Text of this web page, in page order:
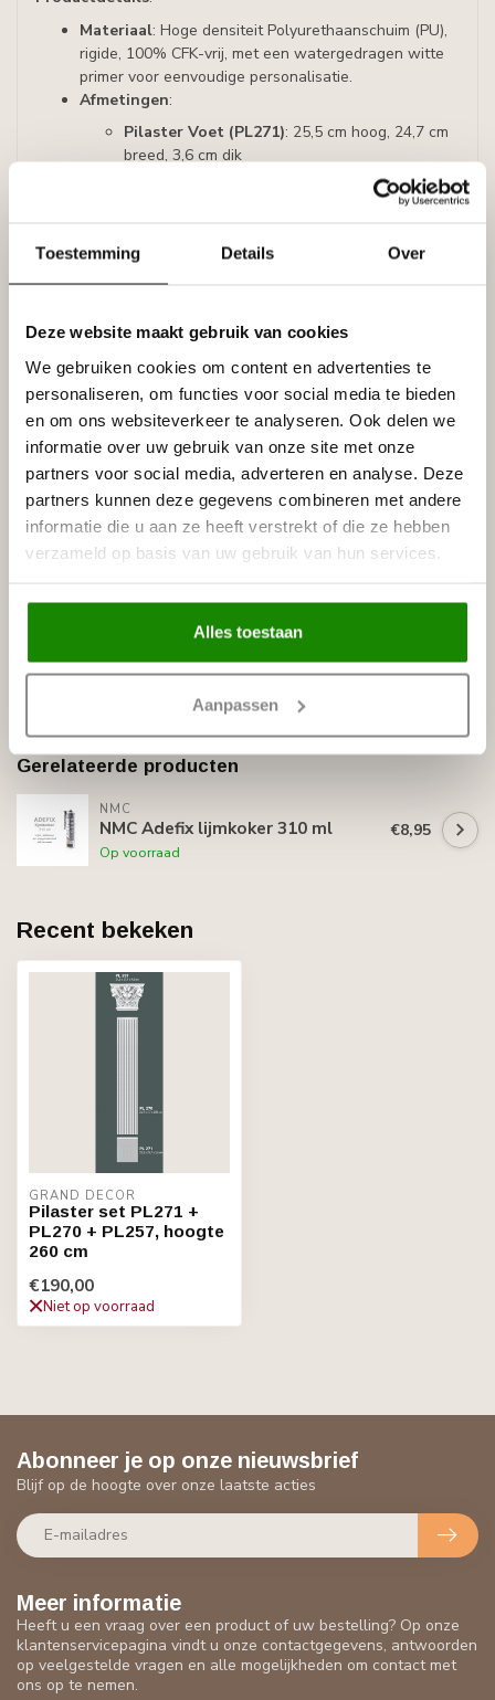
Toestemming Details Over
Deze website maakt gebruik van cookies
We gebruiken cookies om content en advertenties te
personaliseren, om functies voor social media te bieden
en om ons websiteverkeer te analyseren. Ook delen we
informatie over uw gebruik van onze site met onze
partners voor social media, adverteren en analyse. Deze
partners kunnen deze gegevens combineren met andere
informatie die u aan ze heeft verstrekt of die ze hebben
verzameld op basis van uw gebruik van hun services.
Alles toestaan
Aanpassen
Materiaal: Hoge densiteit Polyurethaanschuim (PU),
rigide, 100% CFK-vrij, met een watergedragen witte
primer voor eenvoudige personalisatie.
Afmetingen:
Pilaster Voet (PL271): 25,5 cm hoog, 24,7 cm
breed, 3,6 cm dik
: 200 cm hoog, 24,7
cm breed, 9,5 cm dik
lijm, ongeveer 2 kokers per set benodigd.
Ontdek de Mogelijkheden
Laat u inspireren door de historische charme en moderne
veelzijdigheid van onze Pilaster Set. Of u nu een klassiek
herenhuis renoveert of een eigentijdse twist aan uw
woonkamer wilt geven, onze pilasters voegen een vleugje
elegantie toe aan elk project. Bestel nu en begin met het
design en functionaliteit.
Specificaties
Tags
Gerelateerde producten
NMC
NMC Adefix lijmkoker 310 ml
Op voorraad
€8,95
Recent bekeken
GRAND DECOR
Pilaster set PL271 +
PL270 + PL257, hoogte
260 cm
€190,00
Niet op voorraad
Meer informatie
Heeft u een vraag over een product of uw bestelling? Op onze
klantenservicepagina vindt u onze contactgegevens, antwoorden
op veelgestelde vragen en alle mogelijkheden om contact met
ons op te nemen.
Abonneer je op onze nieuwsbrief
Blijf op de hoogte over onze laatste acties